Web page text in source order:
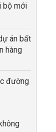
bộ mới
án bất
hàng
đường